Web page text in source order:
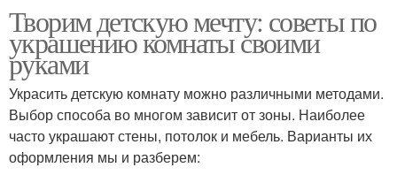
Творим детскую мечту: советы по
украшению комнаты своими
руками
Украсить детскую комнату можно различными методами.
Выбор способа во многом зависит от зоны. Наиболее
часто украшают стены, потолок и мебель. Варианты их
оформления мы и разберем: